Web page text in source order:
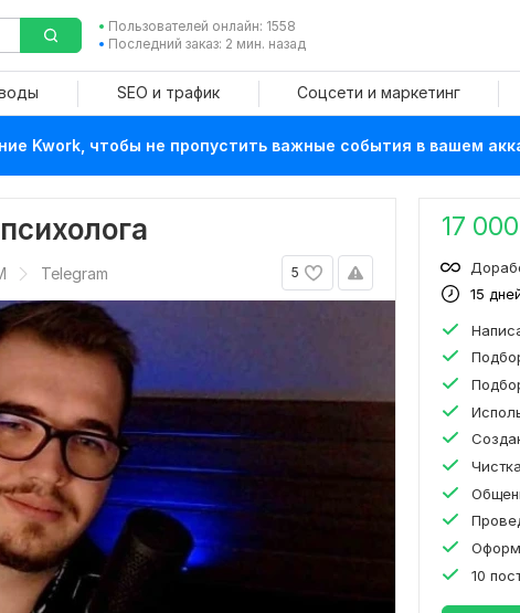
Пользователей онлайн: 1558
Последний заказ: 2 мин. назад
SEO и трафик Соцсети и маркетинг
Kwork, чтобы не пропустить важные события в вашем
5
Telegram
17 000
15
10